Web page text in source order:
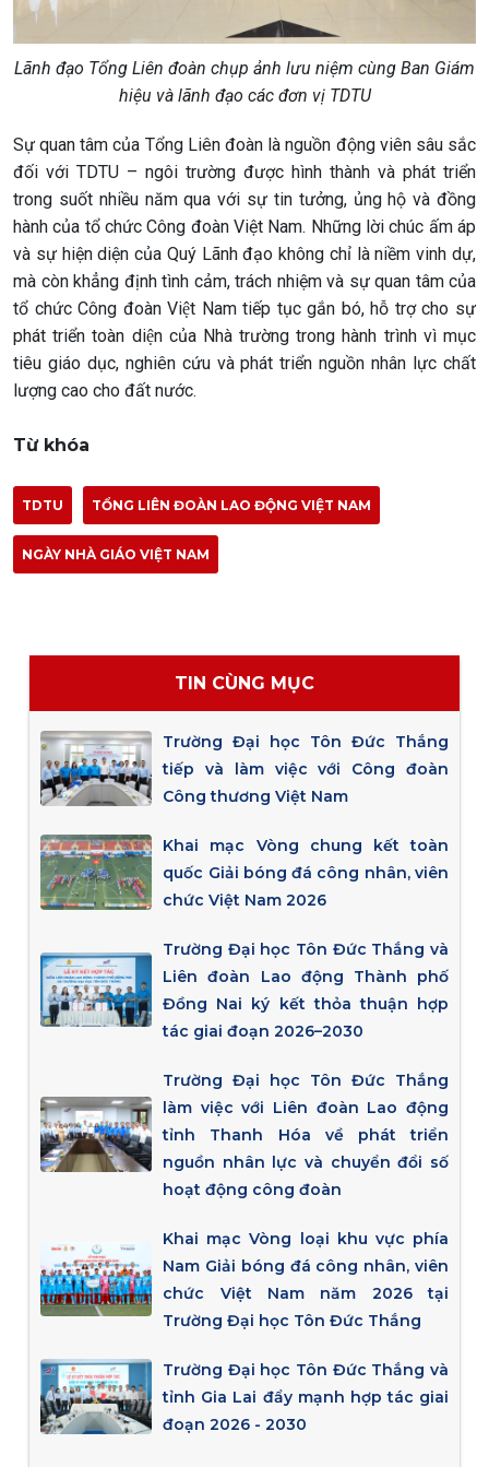
Lãnh đạo Tổng Liên đoàn chụp ảnh lưu niệm cùng Ban Giám
hiệu và lãnh đạo các đơn vị TDTU
Sự quan tâm của Tổng Liên đoàn là nguồn động viên sâu sắc
đối với TDTU – ngôi trường được hình thành và phát triển
trong suốt nhiều năm qua với sự tin tưởng, ủng hộ và đồng
hành của tổ chức Công đoàn Việt Nam. Những lời chúc ấm áp
và sự hiện diện của Quý Lãnh đạo không chỉ là niềm vinh dự,
mà còn khẳng định tình cảm, trách nhiệm và sự quan tâm của
tổ chức Công đoàn Việt Nam tiếp tục gắn bó, hỗ trợ cho sự
phát triển toàn diện của Nhà trường trong hành trình vì mục
tiêu giáo dục, nghiên cứu và phát triển nguồn nhân lực chất
lượng cao cho đất nước.
Từ khóa
TDTU TỔNG LIÊN ĐOÀN LAO ĐỘNG VIỆT NAM
NGÀY NHÀ GIÁO VIỆT NAM
TIN CÙNG MỤC
Trường Đại học Tôn Đức Thắng
tiếp và làm việc với Công đoàn
Công thương Việt Nam
Khai mạc Vòng chung kết toàn
quốc Giải bóng đá công nhân, viên
chức Việt Nam 2026
Trường Đại học Tôn Đức Thắng và
Liên đoàn Lao động Thành phố
Đồng Nai ký kết thỏa thuận hợp
tác giai đoạn 2026–2030
Trường Đại học Tôn Đức Thắng
làm việc với Liên đoàn Lao động
tỉnh Thanh Hóa về phát triển
nguồn nhân lực và chuyển đổi số
hoạt động công đoàn
Khai mạc Vòng loại khu vực phía
Nam Giải bóng đá công nhân, viên
chức Việt Nam năm 2026 tại
Trường Đại học Tôn Đức Thắng
Trường Đại học Tôn Đức Thắng và
tỉnh Gia Lai đẩy mạnh hợp tác giai
đoạn 2026 - 2030